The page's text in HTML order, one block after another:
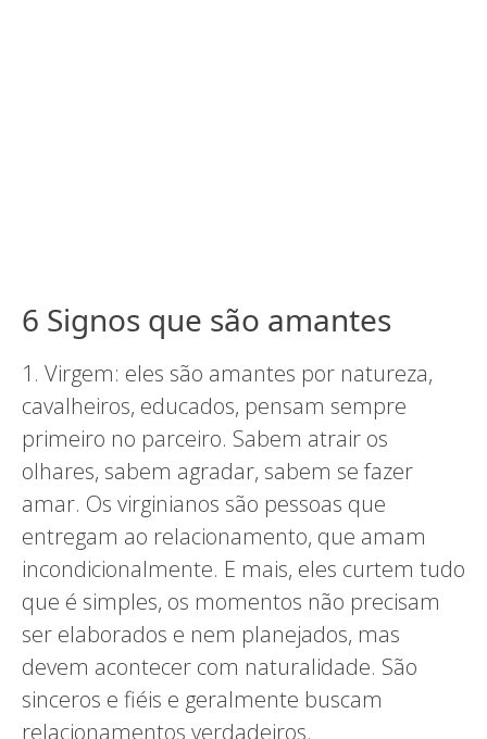
6 Signos que são amantes
1. Virgem: eles são amantes por natureza,
cavalheiros, educados, pensam sempre
primeiro no parceiro. Sabem atrair os
olhares, sabem agradar, sabem se fazer
amar. Os virginianos são pessoas que
entregam ao relacionamento, que amam
incondicionalmente. E mais, eles curtem tudo
que é simples, os momentos não precisam
ser elaborados e nem planejados, mas
devem acontecer com naturalidade. São
sinceros e fiéis e geralmente buscam
relacionamentos verdadeiros.